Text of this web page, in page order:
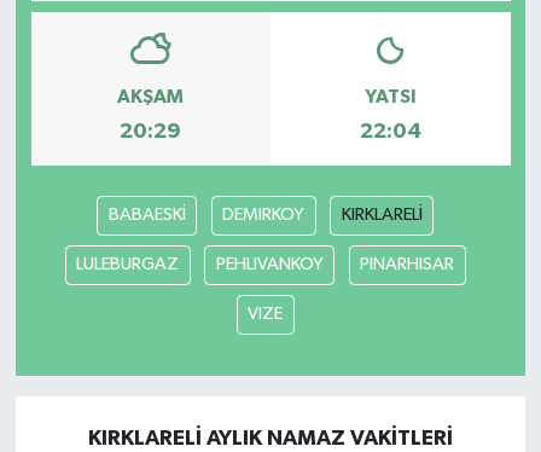
AKŞAM
20:29
YATSI
22:04
BABAESKİ DEMIRKOY KIRKLARELİ
LULEBURGAZ PEHLIVANKOY PINARHISAR
VIZE
KIRKLARELİ AYLIK NAMAZ VAKITLERI